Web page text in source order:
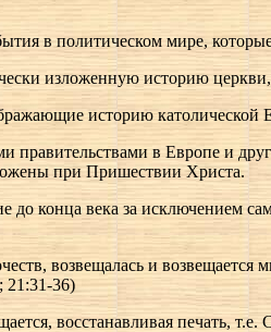
в политическом мире,
изложенную историю
историю
правительствами в Европе и
при Пришествии Христа.
конца века за исключением
возвещалась и возвещается
36)
восстанавливая печать,